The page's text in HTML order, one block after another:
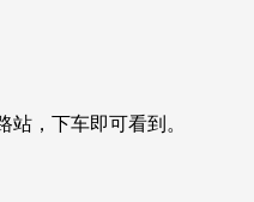
，下车即可看到。